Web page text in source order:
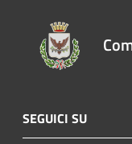
SEGUICI SU